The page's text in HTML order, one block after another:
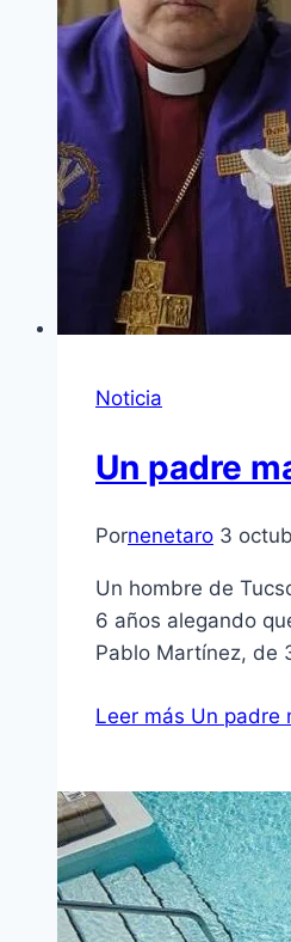
Noticia
Un padre
Pornenetaro 3
Un hombre de
6 años alegando
Pablo Martínez, de
Leer más Un padre